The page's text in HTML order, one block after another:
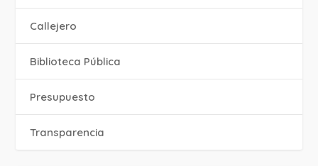
Callejero
Biblioteca Pública
Presupuesto
Transparencia